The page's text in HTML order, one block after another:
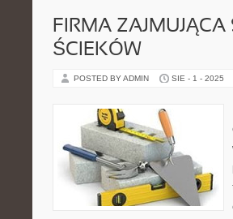
FIRMA
ŚCIEKÓW
POSTED BY ADMIN SIE - 1 - 2025